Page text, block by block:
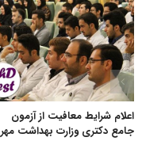
اعلام شرایط معافیت از آزمون
جامع دکتری وزارت بهداشت مهر